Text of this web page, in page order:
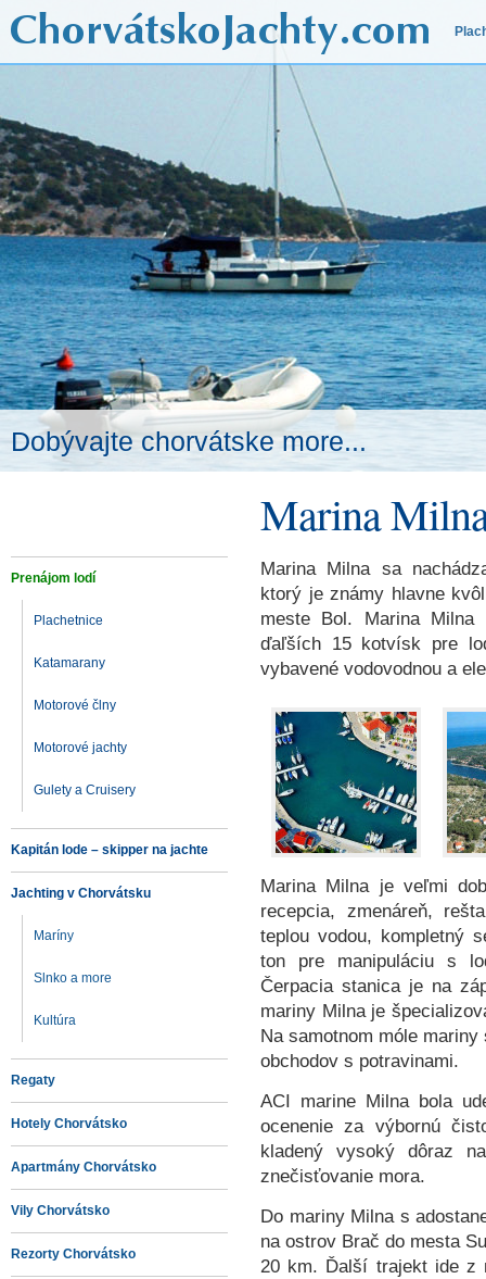
Dobývajte chorvátske more...
Marina
Prenájom lodí
Plachetnice
Katamarany
Motorové člny
Motorové jachty
Gulety a Cruisery
Kapitán lode – skipper na jachte
Jachting v Chorvátsku
Maríny
Slnko a more
Kultúra
Regaty
Hotely Chorvátsko
Apartmány Chorvátsko
Vily Chorvátsko
Rezorty Chorvátsko
Marina Milna sa
ktorý je známy hlavne
meste Bol. Marina
ďaľších 15 kotvísk pre
vybavené vodovodnou a
Marina Milna je veľmi
recepcia, zmenáreň,
teplou vodou, kompletný
ton pre manipuláciu s
Čerpacia stanica je na
mariny Milna je
Na samotnom móle
obchodov s potravinami.
ACI marine Milna bola
ocenenie za výbornú
kladený vysoký dôraz
znečisťovanie mora.
Do mariny Milna s
na ostrov Brač do mesta
20 km. Ďalší trajekt ide z